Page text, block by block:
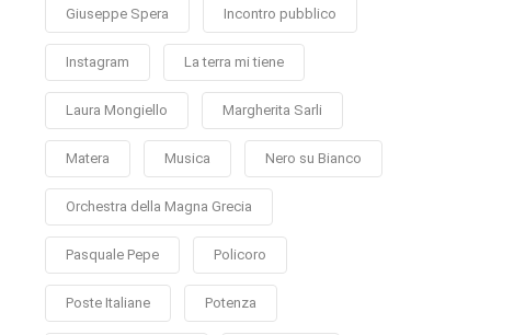
Giuseppe Spera Incontro pubblico
Instagram La terra mi tiene
Laura Mongiello Margherita Sarli
Matera Musica Nero su Bianco
Orchestra della Magna Grecia
Pasquale Pepe Policoro
Poste Italiane Potenza